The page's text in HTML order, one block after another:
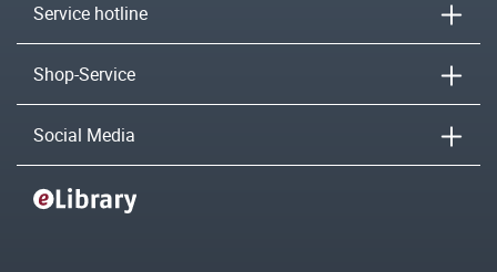
Service hotline
Shop-Service
Social Media